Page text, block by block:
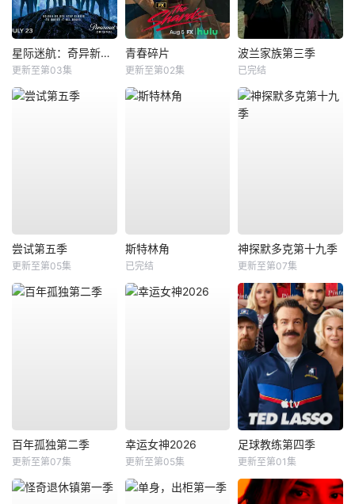
星际迷航：奇异新世界第四季
更新至第03集
青春碎片
更新至第02集
波兰家族第三季
已完结
尝试第五季
更新至第05集
斯特林角
已完结
神探默多克第十九季
更新至第07集
百年孤独第二季
更新至第07集
幸运女神2026
更新至第05集
足球教练第四季
更新至第01集